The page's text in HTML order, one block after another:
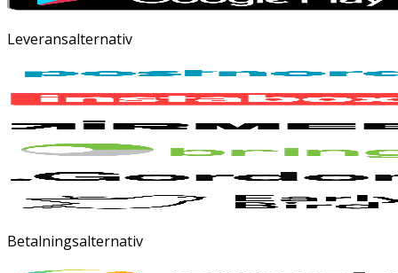
Leveransalternativ
Betalningsalternativ